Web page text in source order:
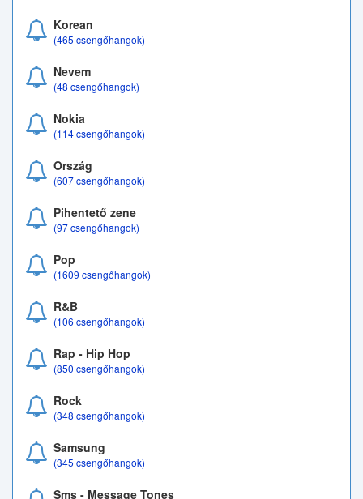
Korean
(465 csengőhangok)
Nevem
(48 csengőhangok)
Nokia
(114 csengőhangok)
Ország
(607 csengőhangok)
Pihentető zene
(97 csengőhangok)
Pop
(1609 csengőhangok)
R&B
(106 csengőhangok)
Rap - Hip Hop
(850 csengőhangok)
Rock
(348 csengőhangok)
Samsung
(345 csengőhangok)
Sms - Message Tones